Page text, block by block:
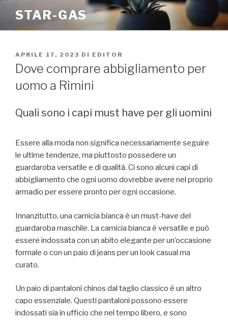
contenuto
STAR-GAS
PUBBLICATO
IL
APRILE 17, 2023 DI EDITOR
Dove comprare abbigliamento per
uomo a Rimini
Quali sono i capi must have per gli uomini
Essere alla moda non significa necessariamente seguire
le ultime tendenze, ma piuttosto possedere un
guardaroba versatile e di qualità. Ci sono alcuni capi di
abbigliamento che ogni uomo dovrebbe avere nel proprio
armadio per essere pronto per ogni occasione.
Innanzitutto, una camicia bianca è un must-have del
guardaroba maschile. La camicia bianca è versatile e può
essere indossata con un abito elegante per un’occasione
formale o con un paio di jeans per un look casual ma
curato.
Un paio di pantaloni chinos dal taglio classico è un altro
capo essenziale. Questi pantaloni possono essere
indossati sia in ufficio che nel tempo libero, e sono